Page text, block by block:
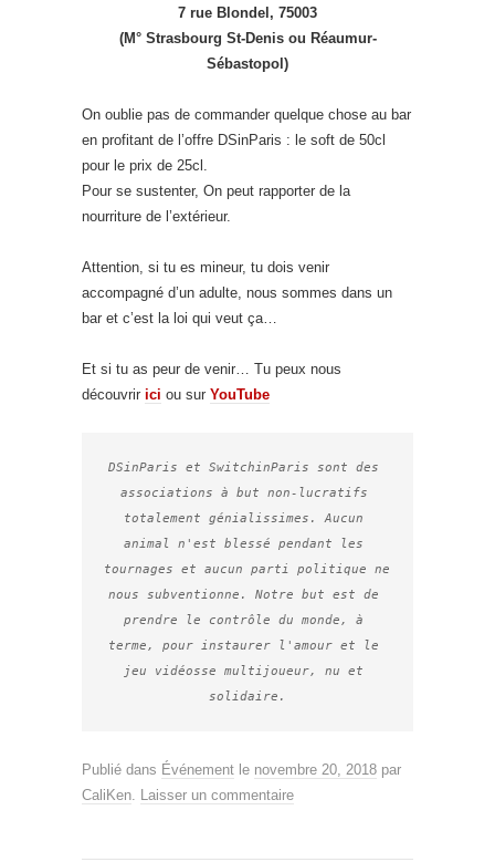
7 rue Blondel, 75003
(M° Strasbourg St-Denis ou Réaumur-
Sébastopol)
On oublie pas de commander quelque chose au bar
en profitant de l’offre DSinParis : le soft de 50cl
pour le prix de 25cl.
Pour se sustenter, On peut rapporter de la
nourriture de l’extérieur.
Attention, si tu es mineur, tu dois venir
accompagné d’un adulte, nous sommes dans un
bar et c’est la loi qui veut ça…
Et si tu as peur de venir… Tu peux nous
découvrir ici ou sur YouTube
DSinParis et SwitchinParis sont des
associations à but non-lucratifs
totalement génialissimes. Aucun
animal n'est blessé pendant les
tournages et aucun parti politique ne
nous subventionne. Notre but est de
prendre le contrôle du monde, à
terme, pour instaurer l'amour et le
jeu vidéosse multijoueur, nu et
solidaire.
Publié dans Événement le novembre 20, 2018 par
CaliKen
Laisser un commentaire